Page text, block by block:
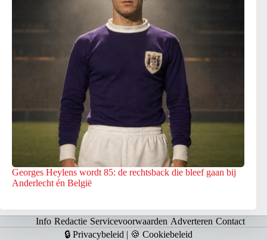
Georges Heylens wordt 85: de rechtsback die bleef gaan bij
Anderlecht én België
Info Redactie Servicevoorwaarden Adverteren Contact
🔒 Privacybeleid | 🍪 Cookiebeleid